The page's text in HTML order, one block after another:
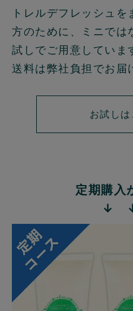
トレルデフレッシュ
方のために、ミニでは
試しでご用意していま
送料は弊社負担でお届
お試し
定期購入
↓